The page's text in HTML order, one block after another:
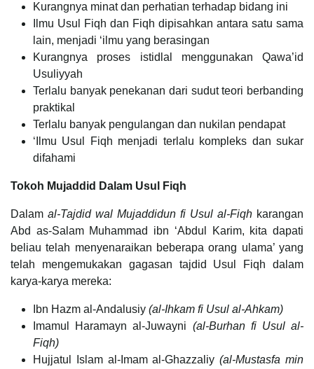
Kurangnya minat dan perhatian terhadap bidang ini
Ilmu Usul Fiqh dan Fiqh dipisahkan antara satu sama
lain, menjadi ‘ilmu yang berasingan
Kurangnya proses istidlal menggunakan Qawa’id
Usuliyyah
Terlalu banyak penekanan dari sudut teori berbanding
praktikal
Terlalu banyak pengulangan dan nukilan pendapat
‘Ilmu Usul Fiqh menjadi terlalu kompleks dan sukar
difahami
Tokoh Mujaddid Dalam Usul Fiqh
Dalam al-Tajdid wal Mujaddidun fi Usul al-Fiqh karangan
Abd as-Salam Muhammad ibn ‘Abdul Karim, kita dapati
beliau telah menyenaraikan beberapa orang ulama’ yang
telah mengemukakan gagasan tajdid Usul Fiqh dalam
karya-karya mereka:
Ibn Hazm al-Andalusiy (al-Ihkam fi Usul al-Ahkam)
Imamul Haramayn al-Juwayni (al-Burhan fi Usul al-
Fiqh)
Hujjatul Islam al-Imam al-Ghazzaliy(al-Mustasfa min